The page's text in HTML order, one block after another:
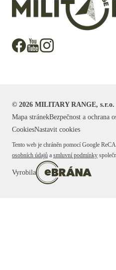
© 2026 MILITARY RANGE, s.r.o.
Mapa stránekBezpečnost a ochrana
CookiesNastavit cookies
Tento web je chráněn pomocí Google
osobních údajů a smluvní podmínky
Vyrobila